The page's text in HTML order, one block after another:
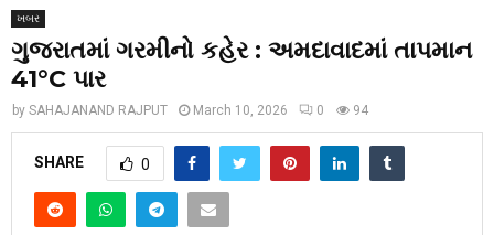
ખબર
ગુજરાતમાં ગરમીનો કહેર : અમદાવાદમાં તાપમાન
41°C પાર
by SAHAJANAND RAJPUT March 10, 2026 0 94
SHARE 0